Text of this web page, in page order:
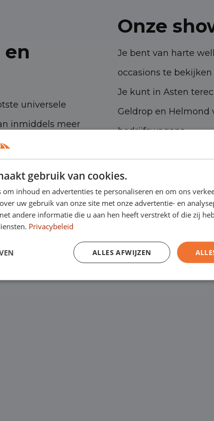
universele
inmiddels meer
Met onze
en bedrijfswagens
laagste
Eurocars
op
Onze
Je bent van harte
occasions te
Je kunt in Asten
Geldrop en Helmond
bedrijfswagens.
Havenstraat 28,
Emopad 29, 5663
Varenschut 7,
Van maandag tot en
zaterdag van 09:00
gebruik van cookies.
om inhoud en advertenties te personaliseren en om ons
uw gebruik van onze site met onze advertentie- en
andere informatie die u aan hen heeft verstrekt of die zij
Privacybeleid
ALLES AFWIJZEN